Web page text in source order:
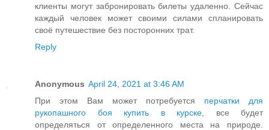
клиенты могут забронировать билеты удаленно. Сейчас
каждый человек может своими силами спланировать
своё путешествие без посторонних трат.
Reply
Anonymous April 24, 2021 at 3:46 AM
При этом Вам может потребуется перчатки для
рукопашного боя купить в курске , все будет
определяться от определенного места на природе.